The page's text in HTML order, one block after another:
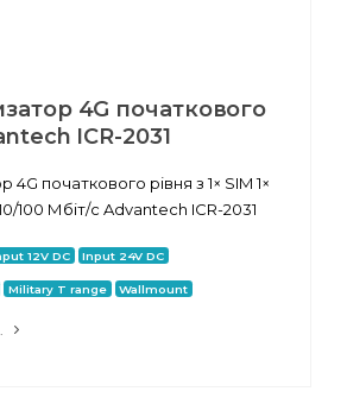
4G початкового
ICR-2031
початкового рівня з 1× SIM 1×
100 Мбіт/с Advantech ICR-2031
12V DC Input 24V DC
Military T range Wallmount